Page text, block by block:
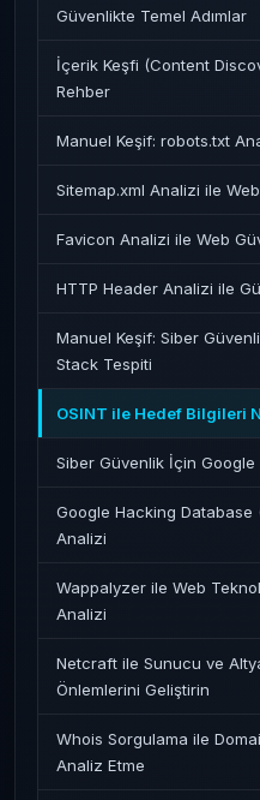
Güvenlikte Temel Adımlar
İçerik Keşfi (Content
Rehber
Manuel Keşif: robots.txt
Sitemap.xml Analizi ile
Favicon Analizi ile Web
HTTP Header Analizi ile
Manuel Keşif: Siber
Stack Tespiti
OSINT ile Hedef Bilgileri
Siber Güvenlik İçin
Google Hacking Database
Analizi
Wappalyzer ile Web
Analizi
Netcraft ile Sunucu ve
Önlemlerini Geliştirin
Whois Sorgulama ile
Analiz Etme